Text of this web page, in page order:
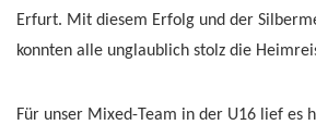
Erfurt. Mit diesem Erfolg und der
konnten alle unglaublich stolz die
Für unser Mixed-Team in der U16 lief es